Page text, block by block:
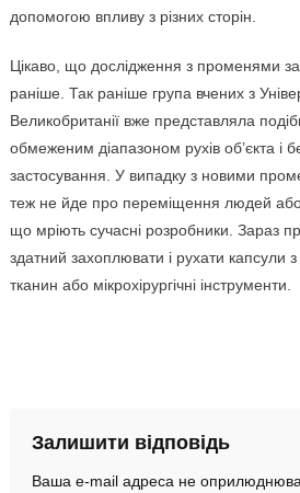
допомогою впливу з різних сторін.
Цікаво, що дослідження з променями
раніше. Так раніше група вчених з
Великобританії вже представляла
обмеженим діапазоном рухів об’єкта і
застосування. У випадку з новими
теж не йде про переміщення людей або
що мріють сучасні розробники. Зараз
здатний захоплювати і рухати капсули
тканин або мікрохірургічні інструменти.
Залишити відповідь
Ваша e-mail адреса не